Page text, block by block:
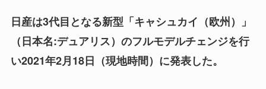
日産は3代目となる新型「キャシュカイ（欧州）」
（日本名:デュアリス）のフルモデルチェンジを行
い2021年2月18日（現地時間）に発表した。